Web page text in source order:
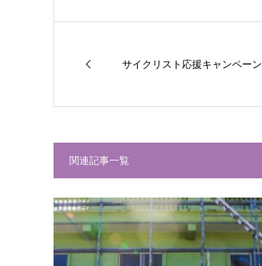
サイクリスト応援キャンペーン
関連記事一覧